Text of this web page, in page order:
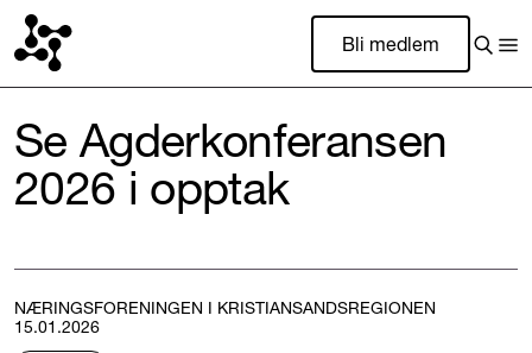
Bli medlem
Se Agderkonferansen
2026 i opptak
NÆRINGSFORENINGEN I KRISTIANSANDSREGIONEN
15.01.2026